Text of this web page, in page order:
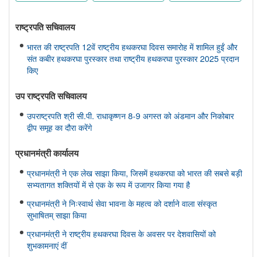
राष्ट्रपति सचिवालय
भारत की राष्ट्रपति 12वें राष्ट्रीय हथकरघा दिवस समारोह में शामिल हुईं और
संत कबीर हथकरघा पुरस्कार तथा राष्ट्रीय हथकरघा पुरस्कार 2025 प्रदान
किए
उप राष्ट्रपति सचिवालय
उपराष्ट्रपति श्री सी.पी. राधाकृष्णन 8-9 अगस्त को अंडमान और निकोबार
द्वीप समूह का दौरा करेंगे
प्रधानमंत्री कार्यालय
प्रधानमंत्री ने एक लेख साझा किया, जिसमें हथकरघा को भारत की सबसे बड़ी
सभ्यतागत शक्तियों में से एक के रूप में उजागर किया गया है
प्रधानमंत्री ने निःस्वार्थ सेवा भावना के महत्व को दर्शाने वाला संस्कृत
सुभाषितम् साझा किया
प्रधानमंत्री ने राष्ट्रीय हथकरघा दिवस के अवसर पर देशवासियों को
शुभकामनाएं दीं